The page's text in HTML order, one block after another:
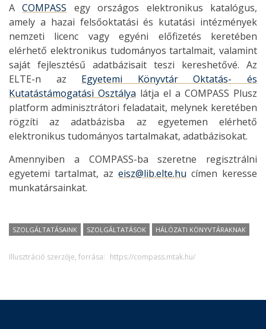
ACOMPASS egy országos elektronikus katalógus,
amely a hazai felsőoktatási és kutatási intézmények
nemzeti licenc vagy egyéni előfizetés keretében
elérhető elektronikus tudományos tartalmait, valamint
saját fejlesztésű adatbázisait teszi kereshetővé. Az
ELTE-n az Egyetemi Könyvtár Oktatás- és
Kutatástámogatási Osztálya látja el a COMPASS Plusz
platform adminisztrátori feladatait, melynek keretében
rögzíti az adatbázisba az egyetemen elérhető
elektronikus tudományos tartalmakat, adatbázisokat.
Amennyiben a COMPASS-ba szeretne regisztrálni
egyetemi tartalmat, az eisz@lib.elte.hu címen keresse
munkatársainkat.
SZOLGÁLTATÁSAINK SZOLGÁLTATÁSOK HÁLÓZATI KÖNYVTÁRAKNAK
Illusztráció szerzője, forrása: https://compass.mtak.hu/